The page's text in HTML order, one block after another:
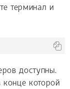
терминал и
доступны.
конце которой